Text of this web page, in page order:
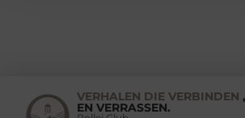
VERHALEN DIE VERBINDEN
EN VERRASSEN.